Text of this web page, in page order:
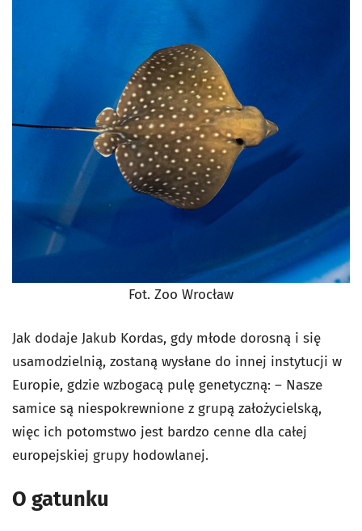
Fot. Zoo Wrocław
Jak dodaje Jakub Kordas, gdy młode dorosną i się
usamodzielnią, zostaną wysłane do innej instytucji w
Europie, gdzie wzbogacą pulę genetyczną: – Nasze
samice są niespokrewnione z grupą założycielską,
więc ich potomstwo jest bardzo cenne dla całej
europejskiej grupy hodowlanej.
O gatunku